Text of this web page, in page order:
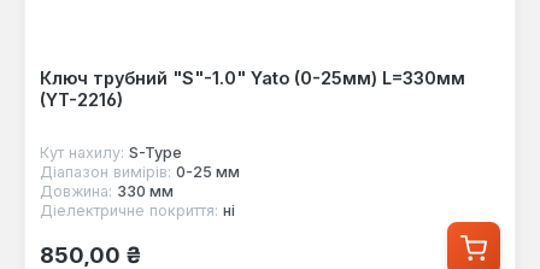
Ключ трубний "S"-1.0" Yato (0-25мм) L=330мм
(YT-2216)
Кут нахилу: S-Type
Діапазон вимірів: 0-25 мм
Довжина: 330 мм
Діелектричне покриття: ні
Звичайна ціна:
850,00 ₴